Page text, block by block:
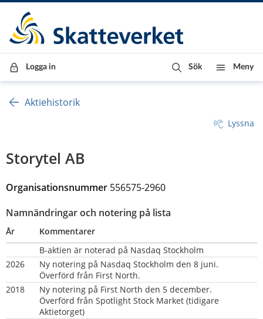
Till innehåll
Till navigationen
Till chattrobot
Logga in Sök Meny
Aktiehistorik
Lyssna
Storytel AB
Organisationsnummer 556575-2960
Namnändringar och notering på lista
År
Kommentarer
B-aktien är noterad på Nasdaq Stockholm
2026
Ny notering på Nasdaq Stockholm den 8 juni.
Överförd från First North.
2018
Ny notering på First North den 5 december.
Överförd från Spotlight Stock Market (tidigare
Aktietorget)